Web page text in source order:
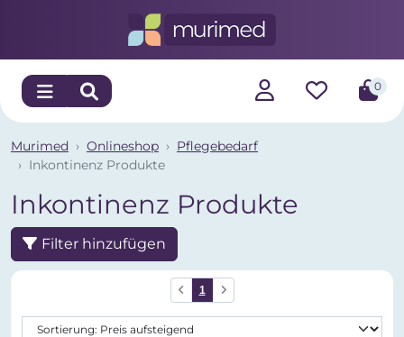
0
Murimed Onlineshop
Pflegebedarf
Inkontinenz Produkte
Inkontinenz Produkte
Filter hinzufügen
1